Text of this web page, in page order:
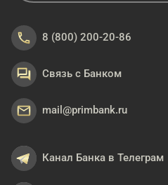
8 (800) 200-20-86
Связь с Банком
mail@primbank.ru
Канал Банка в Телеграм